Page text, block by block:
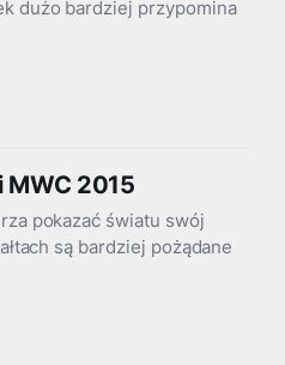
dużo bardziej przypomina
MWC 2015
pokazać światu swój
są bardziej pożądane